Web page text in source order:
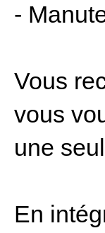
-
Vous
vous
une
En